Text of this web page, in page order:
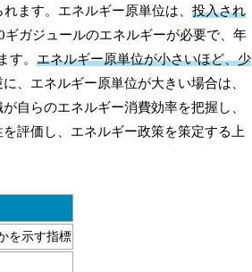
ます。エネルギー原単位は、 投入され
ガジュールのエネルギーが必要で、年
す。 エネルギー原単位が小さいほど、少
、エネルギー原単位が大きい場合は、
自らのエネルギー消費効率を把握し、
評価し、エネルギー政策を策定する上
を示す指標